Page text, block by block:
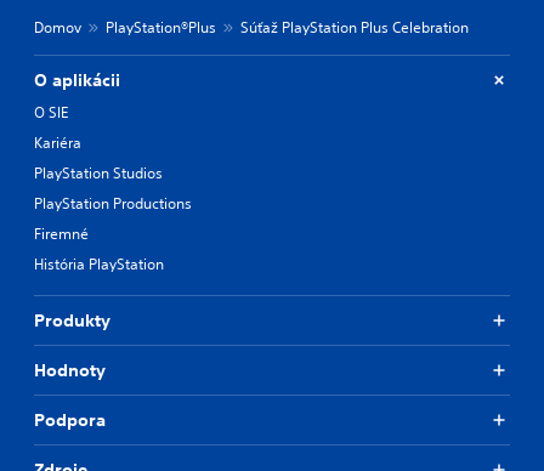
Domov PlayStation®Plus Súťaž PlayStation Plus Celebration
O aplikácii
O SIE
Kariéra
PlayStation Studios
PlayStation Productions
Firemné
História PlayStation
Produkty
Hodnoty
Podpora